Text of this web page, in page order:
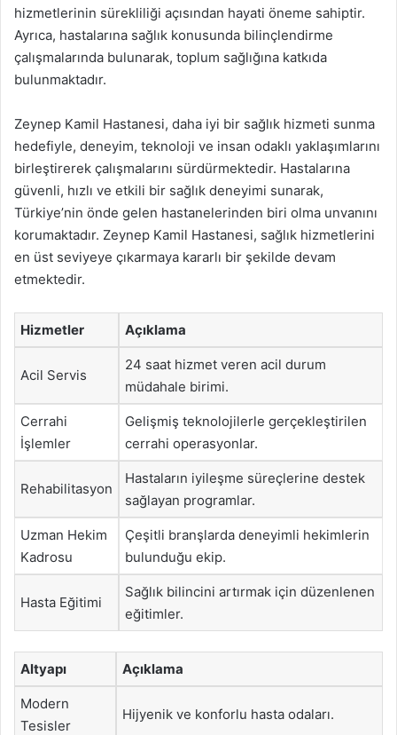
hizmetlerinin sürekliliği açısından hayati öneme sahiptir.
Ayrıca, hastalarına sağlık konusunda bilinçlendirme
çalışmalarında bulunarak, toplum sağlığına katkıda
bulunmaktadır.
Zeynep Kamil Hastanesi, daha iyi bir sağlık hizmeti sunma
hedefiyle, deneyim, teknoloji ve insan odaklı yaklaşımlarını
birleştirerek çalışmalarını sürdürmektedir. Hastalarına
güvenli, hızlı ve etkili bir sağlık deneyimi sunarak,
Türkiye’nin önde gelen hastanelerinden biri olma unvanını
korumaktadır. Zeynep Kamil Hastanesi, sağlık hizmetlerini
en üst seviyeye çıkarmaya kararlı bir şekilde devam
etmektedir.
Hizmetler Açıklama
Acil Servis
24 saat hizmet veren acil durum
müdahale birimi.
Cerrahi
İşlemler
Gelişmiş teknolojilerle gerçekleştirilen
cerrahi operasyonlar.
Rehabilitasyon
Hastaların iyileşme süreçlerine destek
sağlayan programlar.
Uzman Hekim
Kadrosu
Çeşitli branşlarda deneyimli hekimlerin
bulunduğu ekip.
Hasta Eğitimi
Sağlık bilincini artırmak için düzenlenen
eğitimler.
Altyapı Açıklama
Modern
Tesisler
Hijyenik ve konforlu hasta odaları.